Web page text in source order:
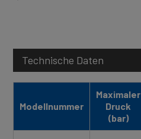
Technische Daten
Modellnummer
Maximaler
Druck
(bar)